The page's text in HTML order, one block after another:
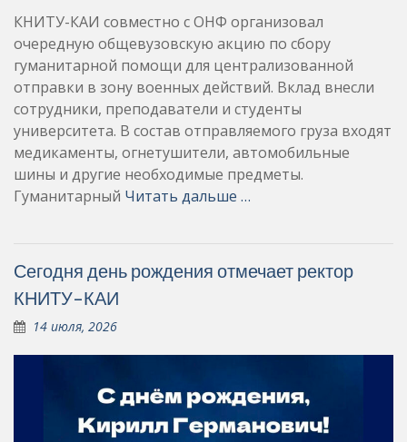
КНИТУ-КАИ совместно с ОНФ организовал
очередную общевузовскую акцию по сбору
гуманитарной помощи для централизованной
отправки в зону военных действий. Вклад внесли
сотрудники, преподаватели и студенты
университета. В состав отправляемого груза входят
медикаменты, огнетушители, автомобильные
шины и другие необходимые предметы.
Гуманитарный Читать дальше …
Сегодня день рождения отмечает ректор
КНИТУ-КАИ
14 июля, 2026